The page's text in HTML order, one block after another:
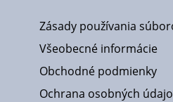
Zásady používania
Všeobecné informácie
Obchodné podmienky
Ochrana osobných